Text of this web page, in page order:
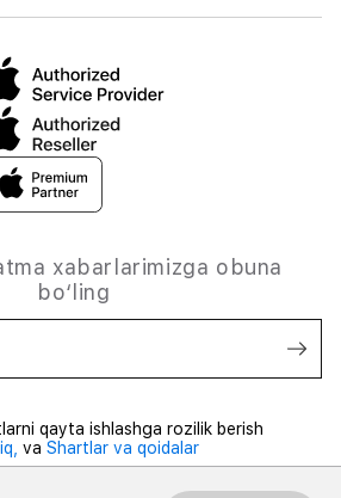
xabarlarimizga obuna
bo‘ling
qayta ishlashga rozilik berish
va Shartlar va qoidalar